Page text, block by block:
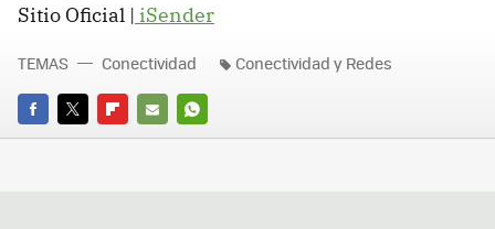
Sitio Oficial | iSender
FACEBOOK
TWITTERFLIPBOARD
E-
WHATSAPP
TEMAS Conectividad Conectividad y Redes